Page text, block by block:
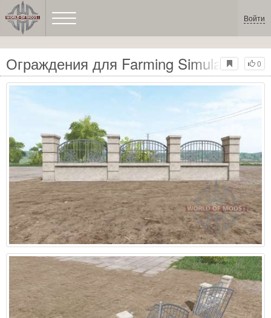
Войти
0
Ограждения для Farming Simulator